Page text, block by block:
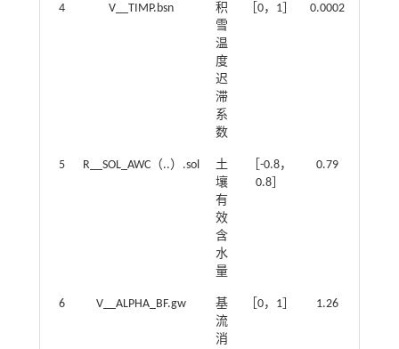
4 V__TIMP.bsn
积
雪
温
度
迟
滞
系
数
［0，1］ 0.0002
5 R__SOL_AWC（..）.sol
土
壤
有
效
含
水
量
［-0.8，
0.8］
0.79
6 V__ALPHA_BF.gw
基
流
消
［0，1］ 1.26